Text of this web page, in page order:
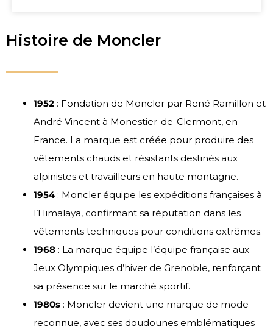
Histoire de Moncler
1952 : Fondation de Moncler par René Ramillon et
André Vincent à Monestier-de-Clermont, en
France. La marque est créée pour produire des
vêtements chauds et résistants destinés aux
alpinistes et travailleurs en haute montagne.
1954: Moncler équipe les expéditions françaises à
l’Himalaya, confirmant sa réputation dans les
vêtements techniques pour conditions extrêmes.
1968 : La marque équipe l’équipe française aux
Jeux Olympiques d’hiver de Grenoble, renforçant
sa présence sur le marché sportif.
1980s : Moncler devient une marque de mode
reconnue, avec ses doudounes emblématiques